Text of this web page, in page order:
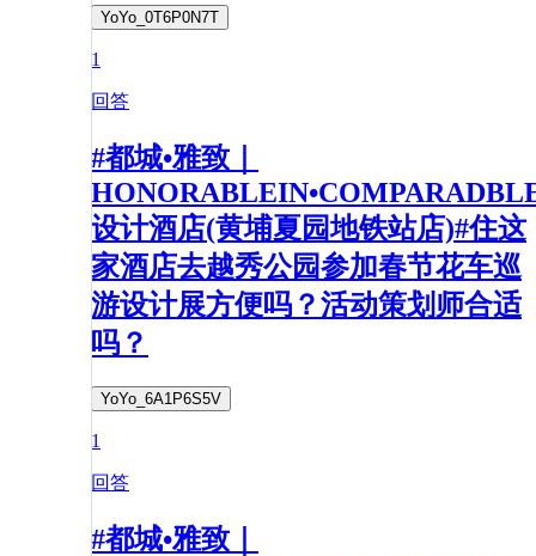
YoYo_0T6P0N7T
1
回答
#都城•雅致｜
设计酒店(黄埔夏园地铁站店)#住这
家酒店去越秀公园参加春节花车巡
游设计展方便吗？活动策划师合适
吗？
YoYo_6A1P6S5V
1
回答
#都城•雅致｜